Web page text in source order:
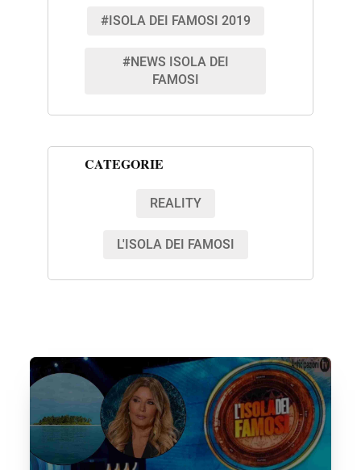
#ISOLA DEI FAMOSI 2019
#NEWS ISOLA DEI
FAMOSI
CATEGORIE
REALITY
L'ISOLA DEI FAMOSI